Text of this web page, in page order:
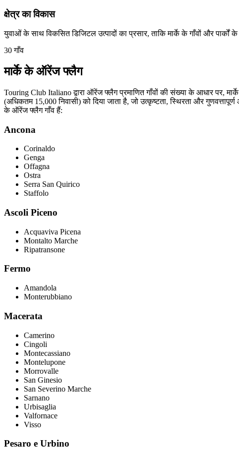
क्षेत्र का विकास
युवाओं के साथ विकसित डिजिटल उत्पादों का प्रसार, ताकि मार्के के गाँवों और पार्कों के
30 गाँव
मार्के के ऑरेंज फ्लैग
Touring Club Italiano द्वारा ऑरेंज फ्लैग प्रमाणित गाँवों की संख्या के आधार पर,
(अधिकतम 15,000 निवासी) को दिया जाता है, जो उत्कृष्टता, स्थिरता और
के ऑरेंज फ्लैग गाँव हैं:
Ancona
Corinaldo
Genga
Offagna
Ostra
Serra San Quirico
Staffolo
Ascoli Piceno
Acquaviva Picena
Montalto Marche
Ripatransone
Fermo
Amandola
Monterubbiano
Macerata
Camerino
Cingoli
Montecassiano
Montelupone
Morrovalle
San Ginesio
San Severino Marche
Sarnano
Urbisaglia
Valfornace
Visso
Pesaro e Urbino